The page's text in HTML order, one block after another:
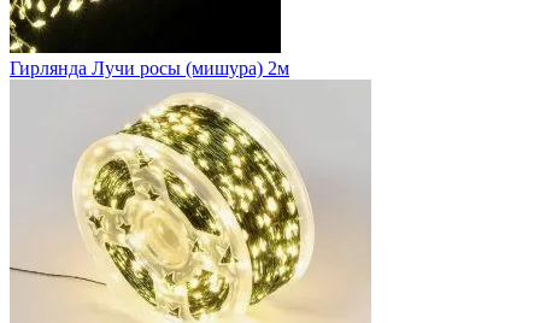
Гирлянда Лучи росы (мишура) 2м